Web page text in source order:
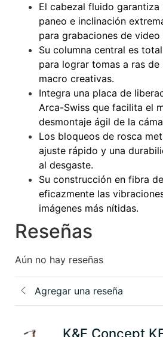
El cabezal fluido
paneo e inclinación
para grabaciones de video
Su columna central es
para lograr tomas a ras
macro creativas.
Integra una placa de
Arca-Swiss que facilita el
desmontaje ágil de la
Los bloqueos de rosca
ajuste rápido y una
al desgaste.
Su construcción en fibra
eficazmente las
imágenes más nítidas.
Reseñas
Aún no hay reseñas
Agregar una reseña
K&F Concept